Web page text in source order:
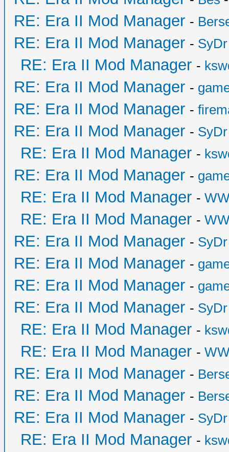
RE: Era II Mod Manager -
RE: Era II Mod Manager - SyDr
RE: Era II Mod Manager -
RE: Era II Mod Manager -
RE: Era II Mod Manager -
RE: Era II Mod Manager - SyDr
RE: Era II Mod Manager -
RE: Era II Mod Manager -
RE: Era II Mod Manager -
RE: Era II Mod Manager -
RE: Era II Mod Manager - SyDr
RE: Era II Mod Manager -
RE: Era II Mod Manager -
RE: Era II Mod Manager - SyDr
RE: Era II Mod Manager -
RE: Era II Mod Manager -
RE: Era II Mod Manager -
RE: Era II Mod Manager -
RE: Era II Mod Manager - SyDr
RE: Era II Mod Manager -